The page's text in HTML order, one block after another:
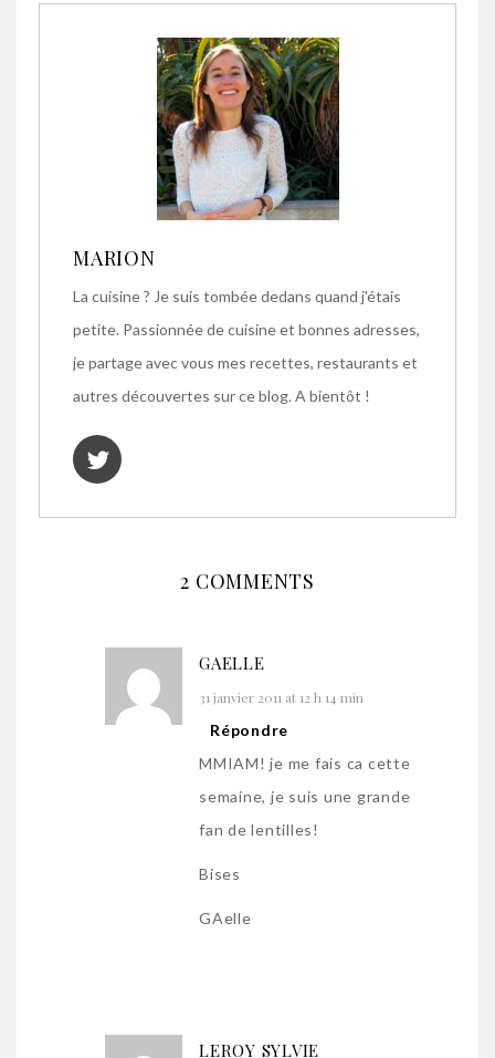
MARION
La cuisine ? Je suis tombée dedans quand j'étais
petite. Passionnée de cuisine et bonnes adresses,
je partage avec vous mes recettes, restaurants et
autres découvertes sur ce blog. A bientôt !
2 COMMENTS
GAELLE
31 janvier 2011 at 12 h 14 min
Répondre
MMIAM! je me fais ca cette
semaine, je suis une grande
fan de lentilles!
Bises
GAelle
LEROY SYLVIE